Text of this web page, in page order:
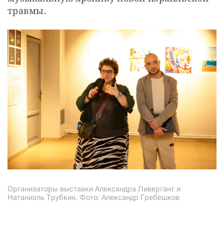
травмы.
Организаторы выставки Александра Ливергант и
Натаниэль Трубкин. Фото: Александр Гребешков